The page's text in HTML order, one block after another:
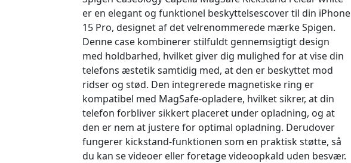
er en elegant og funktionel beskyttelsescover til din iPhone
15 Pro, designet af det velrenommerede mærke Spigen.
Denne case kombinerer stilfuldt gennemsigtigt design
med holdbarhed, hvilket giver dig mulighed for at vise din
telefons æstetik samtidig med, at den er beskyttet mod
ridser og stød. Den integrerede magnetiske ring er
kompatibel med MagSafe-opladere, hvilket sikrer, at din
telefon forbliver sikkert placeret under opladning, og at
den er nem at justere for optimal opladning. Derudover
fungerer kickstand-funktionen som en praktisk støtte, så
du kan se videoer eller foretage videoopkald uden besvær.